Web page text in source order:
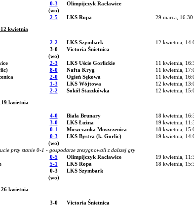
0-3
Olimpijczyk Racławice
(wo)
2-5 LKS Ropa 29 marca, 16:30
kwietnia
2-2 LKS Szymbark
12 kwietnia,
3-0
Victoria Śnietnica
(wo)
2-3 LKS Uście Gorlickie
11 kwietnia,
8-0 Nafta Kryg
11 kwietnia,
2-0 Ogień Sękowa
11 kwietnia,
1-3 LKS Wójtowa
12 kwietnia,
2-2 Sokół Staszkówka 12 kwietnia,
kwietnia
4-0 Biała Brunary
18 kwietnia,
3-0 LKS Łużna
19 kwietnia,
0-1 Moszczanka Moszczenica
18 kwietnia,
0-3 LKS Bystra (k. Gorlic)
19 kwietnia,
(wo)
przy stanie 0-1 - gospodarze zrezygnowali z dalszej gry
0-5 Olimpijczyk Racławice
19 kwietnia,
5-1 LKS Ropa
18 kwietnia,
0-3
LKS Szymbark
(wo)
kwietnia
3-0
Victoria Śnietnica